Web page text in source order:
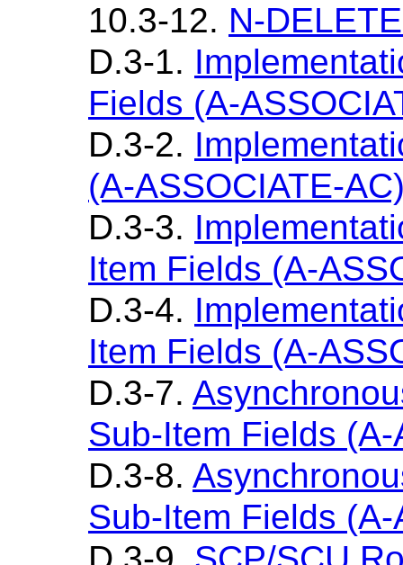
10.3-12. N-
D.3-1.
Fields (A-
D.3-2.
(A-ASSOCIATE-
D.3-3.
Item Fields (A-
D.3-4.
Item Fields (A-
D.3-7.
Sub-Item Fields
D.3-8.
Sub-Item Fields